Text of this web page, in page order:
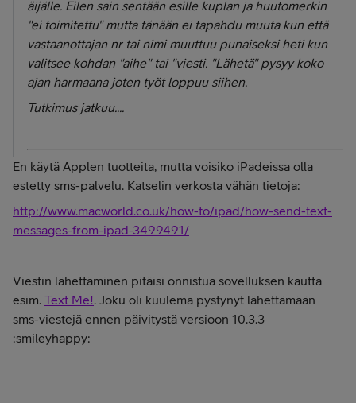
äijälle. Eilen sain sentään esille kuplan ja huutomerkin
"ei toimitettu" mutta tänään ei tapahdu muuta kun että
vastaanottajan nr tai nimi muuttuu punaiseksi heti kun
valitsee kohdan "aihe" tai "viesti. "Lähetä" pysyy koko
ajan harmaana joten työt loppuu siihen.
Tutkimus jatkuu....
En käytä Applen tuotteita, mutta voisiko iPadeissa olla
estetty sms-palvelu. Katselin verkosta vähän tietoja:
http://www.macworld.co.uk/how-to/ipad/how-send-text-
messages-from-ipad-3499491/
Viestin lähettäminen pitäisi onnistua sovelluksen kautta
esim. Text Me!. Joku oli kuulema pystynyt lähettämään
sms-viestejä ennen päivitystä versioon 10.3.3
:smileyhappy: